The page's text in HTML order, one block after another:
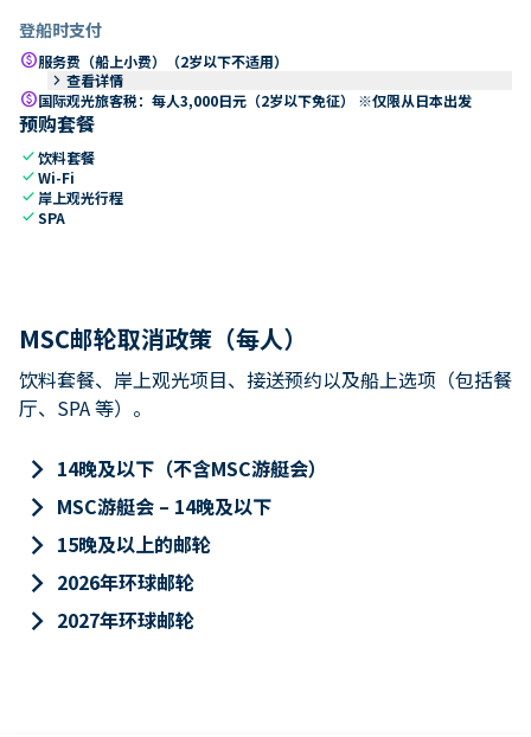
登船时支付
paid服务费（船上小费）（2岁以下不适用）
keyboard_arrow_right 查看详情
paid国际观光旅客税：每人3,000日元（2岁以下免征） ※仅限从日本出发
预购套餐
check饮料套餐
checkWi-Fi
check 岸上观光行程
checkSPA
MSC邮轮取消政策（每人）
饮料套餐、岸上观光项目、接送预约以及船上选项（包括餐
厅、SPA 等）。
keyboard_arrow_right 14晚及以下（不含MSC游艇会）
keyboard_arrow_right MSC游艇会 – 14晚及以下
keyboard_arrow_right 15晚及以上的邮轮
keyboard_arrow_right 2026年环球邮轮
keyboard_arrow_right 2027年环球邮轮